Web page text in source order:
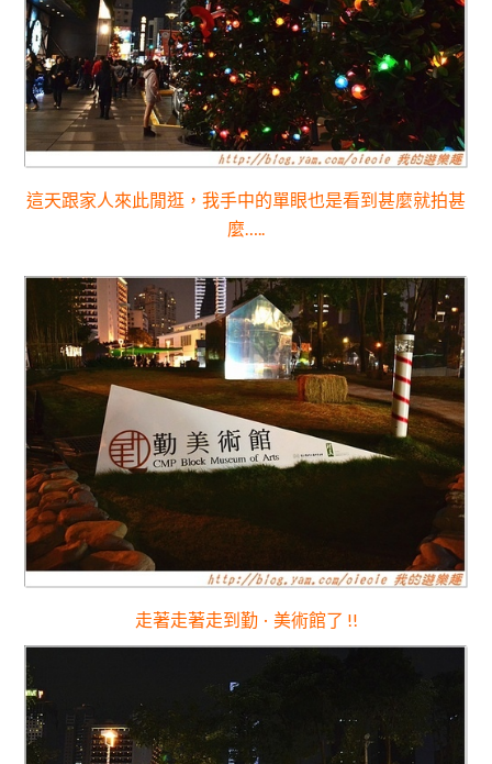
這天跟家人來此閒逛，我手中的單眼也是看到甚麼就拍甚
麼…..
走著走著走到勤． 美術館了 !!